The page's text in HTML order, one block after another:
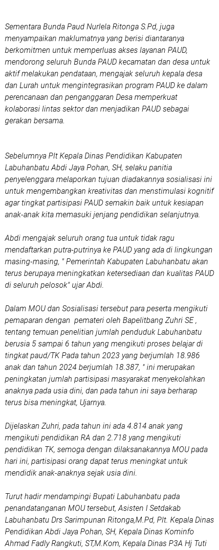
Sementara Bunda Paud Nurlela Ritonga S.Pd, juga
menyampaikan maklumatnya yang berisi diantaranya
berkomitmen untuk memperluas akses layanan PAUD,
mendorong seluruh Bunda PAUD kecamatan dan desa untuk
aktif melakukan pendataan, mengajak seluruh kepala desa
dan Lurah untuk mengintegrasikan program PAUD ke dalam
perencanaan dan penganggaran Desa memperkuat
kolaborasi lintas sektor dan menjadikan PAUD sebagai
gerakan bersama.
Sebelumnya Plt Kepala Dinas Pendidikan Kabupaten
Labuhanbatu Abdi Jaya Pohan, SH, selaku panitia
penyelenggara melaporkan tujuan diadakannya sosialisasi ini
untuk mengembangkan kreativitas dan menstimulasi kognitif
agar tingkat partisipasi PAUD semakin baik untuk kesiapan
anak-anak kita memasuki jenjang pendidikan selanjutnya.
Abdi mengajak seluruh orang tua untuk tidak ragu
mendaftarkan putra-putrinya ke PAUD yang ada di lingkungan
masing-masing, " Pemerintah Kabupaten Labuhanbatu akan
terus berupaya meningkatkan ketersediaan dan kualitas PAUD
di seluruh pelosok" ujar Abdi.
Dalam MOU dan Sosialisasi tersebut para peserta mengikuti
pemaparan dengan pemateri oleh Bapelitbang Zuhri SE ,
tentang temuan penelitian jumlah penduduk Labuhanbatu
berusia 5 sampai 6 tahun yang mengikuti proses belajar di
tingkat paud/TK Pada tahun 2023 yang berjumlah 18.986
anak dan tahun 2024 berjumlah 18.387, " ini merupakan
peningkatan jumlah partisipasi masyarakat menyekolahkan
anaknya pada usia dini, dan pada tahun ini saya berharap
terus bisa meningkat, Ujarnya.
Dijelaskan Zuhri, pada tahun ini ada 4.814 anak yang
mengikuti pendidikan RA dan 2.718 yang mengikuti
pendidikan TK, semoga dengan dilaksanakannya MOU pada
hari ini, partisipasi orang dapat terus meningkat untuk
mendidik anak-anaknya sejak usia dini.
Turut hadir mendampingi Bupati Labuhanbatu pada
penandatanganan MOU tersebut, Asisten I Setdakab
Labuhanbatu Drs Sarimpunan Ritonga,M.Pd, Plt. Kepala Dinas
Pendidikan Abdi Jaya Pohan, SH, Kepala Dinas Kominfo
Ahmad Fadly Rangkuti, ST,M.Kom, Kepala Dinas P3A Hj Tuti